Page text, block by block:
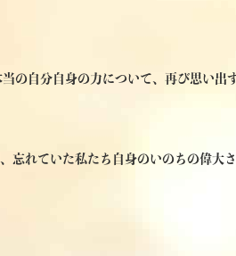
の自分自身の力について、再び思い出
忘れていた私たち自身のいのちの偉大